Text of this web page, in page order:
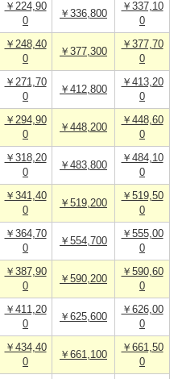
￥224,90
0
￥336,800
￥337,10
0
￥248,40
0
￥377,300
￥377,70
0
￥271,70
0
￥412,800
￥413,20
0
￥294,90
0
￥448,200
￥448,60
0
￥318,20
0
￥483,800
￥484,10
0
￥341,40
0
￥519,200
￥519,50
0
￥364,70
0
￥554,700
￥555,00
0
￥387,90
0
￥590,200
￥590,60
0
￥411,20
0
￥625,600
￥626,00
0
￥434,40
0
￥661,100
￥661,50
0